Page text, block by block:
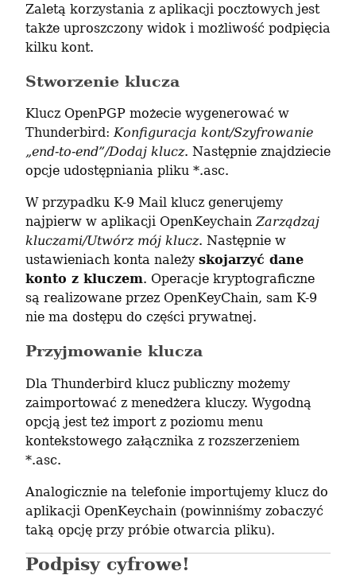
Zaletą korzystania z aplikacji pocztowych jest
także uproszczony widok i możliwość podpięcia
kilku kont.
Stworzenie klucza
Klucz OpenPGP możecie wygenerować w
Thunderbird: Konfiguracja kont/Szyfrowanie
„end-to-end”/Dodaj klucz. Następnie znajdziecie
opcje udostępniania pliku *.asc.
W przypadku K-9 Mail klucz generujemy
najpierw w aplikacji OpenKeychain Zarządzaj
kluczami/Utwórz mój klucz. Następnie w
ustawieniach konta należy skojarzyć dane
konto z kluczem. Operacje kryptograficzne
są realizowane przez OpenKeyChain, sam K-9
nie ma dostępu do części prywatnej.
Przyjmowanie klucza
Dla Thunderbird klucz publiczny możemy
zaimportować z menedżera kluczy. Wygodną
opcją jest też import z poziomu menu
kontekstowego załącznika z rozszerzeniem
*.asc.
Analogicznie na telefonie importujemy klucz do
aplikacji OpenKeychain (powinniśmy zobaczyć
taką opcję przy próbie otwarcia pliku).
Podpisy cyfrowe!